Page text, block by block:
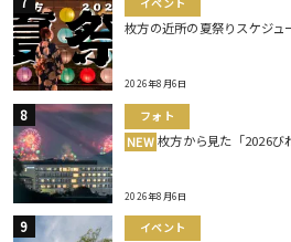
イベント
枚方の近所の夏祭りスケジュ
2026年8月6日
フォト
NEW 枚方から見た「2026び
2026年8月6日
イベント